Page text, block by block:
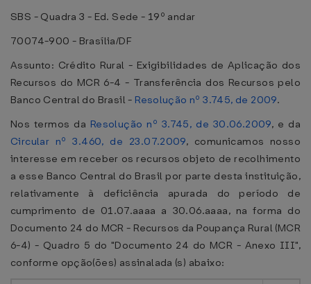
SBS - Quadra 3 - Ed. Sede - 19º andar
70074-900 - Brasília/DF
Assunto: Crédito Rural - Exigibilidades de Aplicação dos
Recursos do MCR 6-4 - Transferência dos Recursos pelo
Banco Central do Brasil - Resolução nº 3.745, de 2009.
Nos termos da Resolução nº 3.745, de 30.06.2009, e da
Circular nº 3.460, de 23.07.2009, comunicamos nosso
interesse em receber os recursos objeto de recolhimento
a esse Banco Central do Brasil por parte desta instituição,
relativamente à deficiência apurada do período de
cumprimento de 01.07.aaaa a 30.06.aaaa, na forma do
Documento 24 do MCR - Recursos da Poupança Rural (MCR
6-4) - Quadro 5 do "Documento 24 do MCR - Anexo III",
conforme opção(ões) assinalada (s) abaixo: